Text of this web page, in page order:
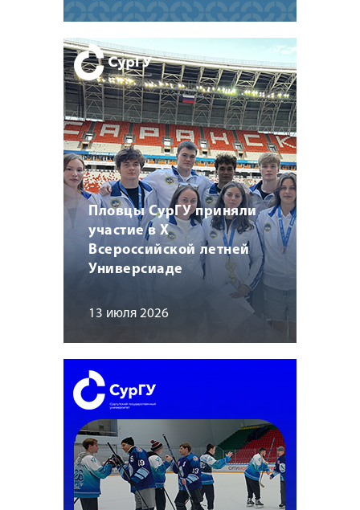
Пловцы СурГУ приняли
участие в X
Всероссийской летней
Универсиаде
13 июля 2026